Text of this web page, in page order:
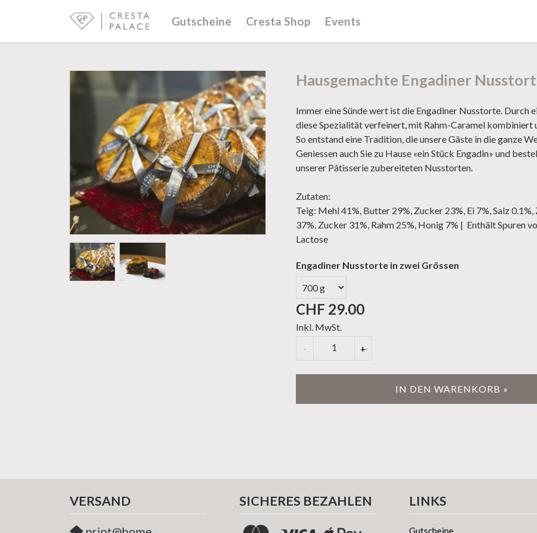
Gutscheine Cresta Shop Events
Hausgemachte Engadiner
Immer eine Sünde wert ist die Engadiner Nusstorte. Durch
diese Spezialität verfeinert, mit Rahm-Caramel kombiniert
So entstand eine Tradition, die unsere Gäste in die ganze
Geniessen auch Sie zu Hause «ein Stück Engadin» und
unserer Pâtisserie zubereiteten Nusstorten.
Zutaten:
Teig: Mehl 41%, Butter 29%, Zucker 23%, Ei 7%, Salz
37%, Zucker 31%, Rahm 25%, Honig 7% | Enthält Spuren
Lactose
Engadiner Nusstorte in zwei Grössen
CHF 29.00
Inkl. MwSt.
- +
IN DEN WARENKORB »
VERSAND SICHERES BEZAHLEN LINKS
Gutscheine